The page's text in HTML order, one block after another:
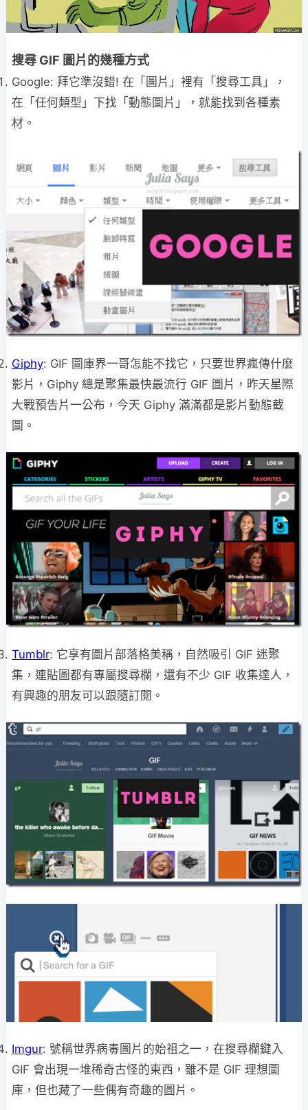
搜尋 GIF 圖片的幾種方式
Google: 拜它準沒錯! 在「圖片」裡有「搜尋工具」，
在「任何類型」下找「動態圖片」，就能找到各種素
材。
Giphy: GIF 圖庫界一哥怎能不找它，只要世界瘋傳什麼
影片，Giphy 總是聚集最快最流行 GIF 圖片，昨天星際
大戰預告片一公布，今天 Giphy 滿滿都是影片動態截
圖。
Tumblr: 它享有圖片部落格美稱，自然吸引 GIF 迷聚
集，連貼圖都有專屬搜尋欄，還有不少 GIF 收集達人，
有興趣的朋友可以跟隨訂閱。
Imgur: 號稱世界病毒圖片的始祖之一，在搜尋欄鍵入
GIF 會出現一堆稀奇古怪的東西，雖不是 GIF 理想圖
庫，但也藏了一些偶有奇趣的圖片。